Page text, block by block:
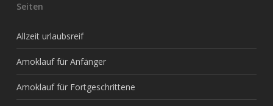
Seiten
Allzeit urlaubsreif
Amoklauf für Anfänger
Amoklauf für Fortgeschrittene